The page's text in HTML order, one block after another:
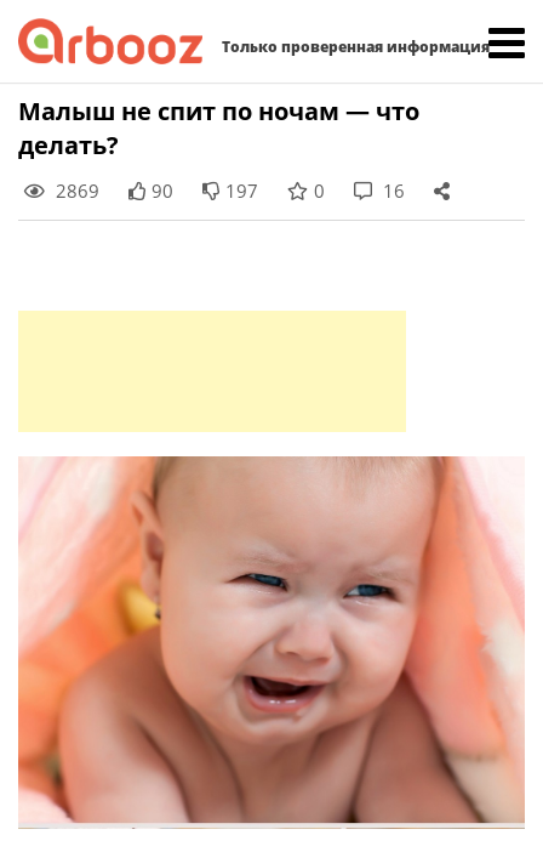
Только проверенная информация
Skip
content
Малыш не спит по ночам — что
делать?
2869 90 197 0 16
Найти: